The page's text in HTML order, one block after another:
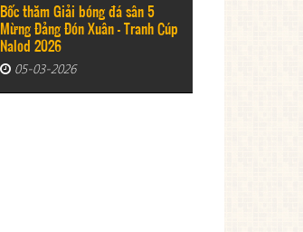
Bốc thăm Giải bóng đá sân 5
Mừng Đảng Đón Xuân - Tranh Cúp
Nalod 2026
05-03-2026